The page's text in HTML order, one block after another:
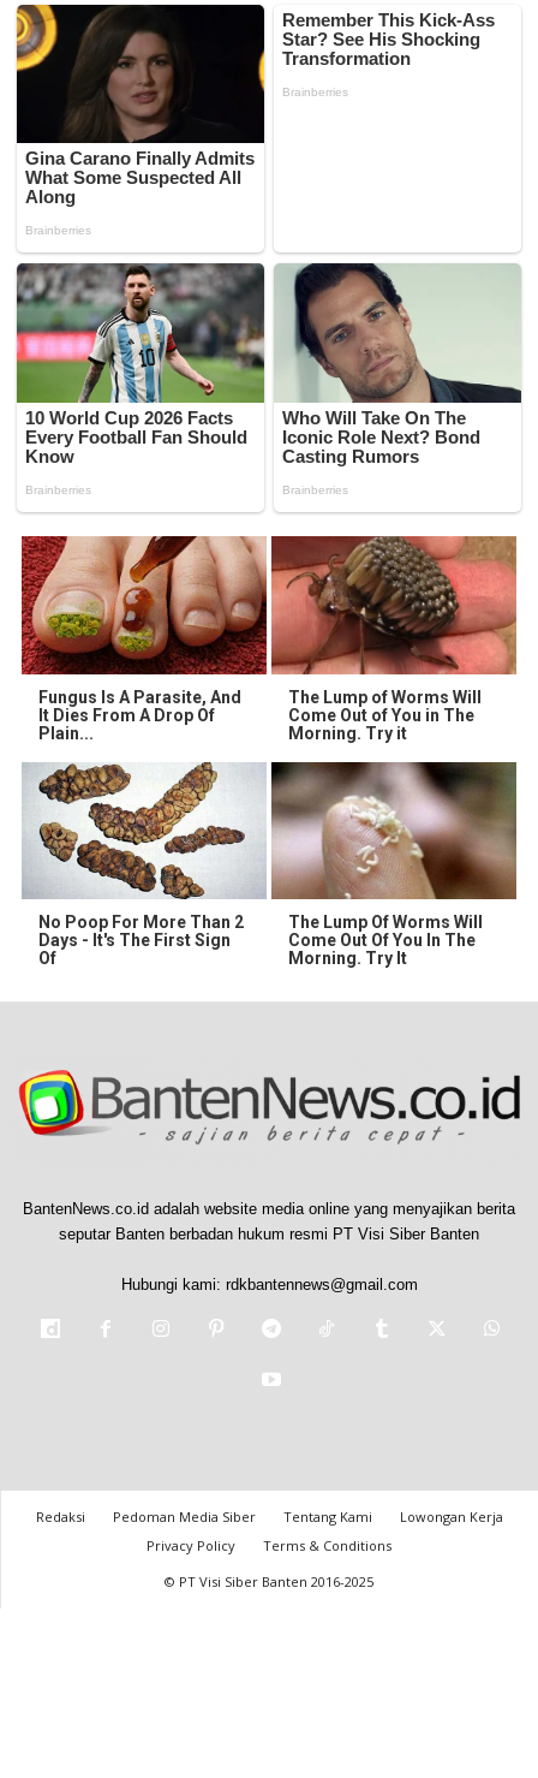
Fungus Is A Parasite, And
It Dies From A Drop Of
Plain...
The Lump of Worms Will
Come Out of You in The
Morning. Try it
No Poop For More Than 2
Days - It's The First Sign
Of
The Lump Of Worms Will
Come Out Of You In The
Morning. Try It
BantenNews.co.id adalah website media online yang menyajikan berita
seputar Banten berbadan hukum resmi PT Visi Siber Banten
Hubungi kami: rdkbantennews@gmail.com
Redaksi Pedoman Media Siber Tentang Kami
Lowongan Kerja
Privacy Policy
Terms & Conditions
© PT Visi Siber Banten 2016-2025